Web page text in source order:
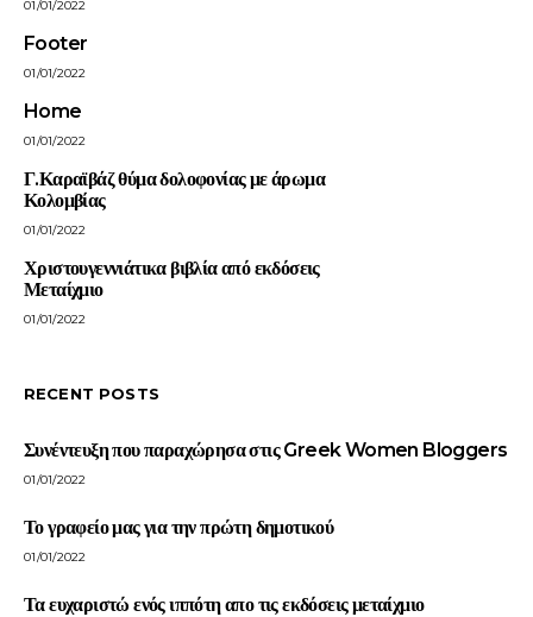
01/01/2022
Footer
01/01/2022
Home
01/01/2022
Γ.Καραϊβάζ θύμα δολοφονίας με άρωμα
Κολομβίας
01/01/2022
Χριστουγεννιάτικα βιβλία από εκδόσεις
Μεταίχμιο
01/01/2022
RECENT POSTS
Συνέντευξη που παραχώρησα στις Greek Women Bloggers
01/01/2022
Το γραφείο μας για την πρώτη δημοτικού
01/01/2022
Τα ευχαριστώ ενός ιππότη απο τις εκδόσεις μεταίχμιο